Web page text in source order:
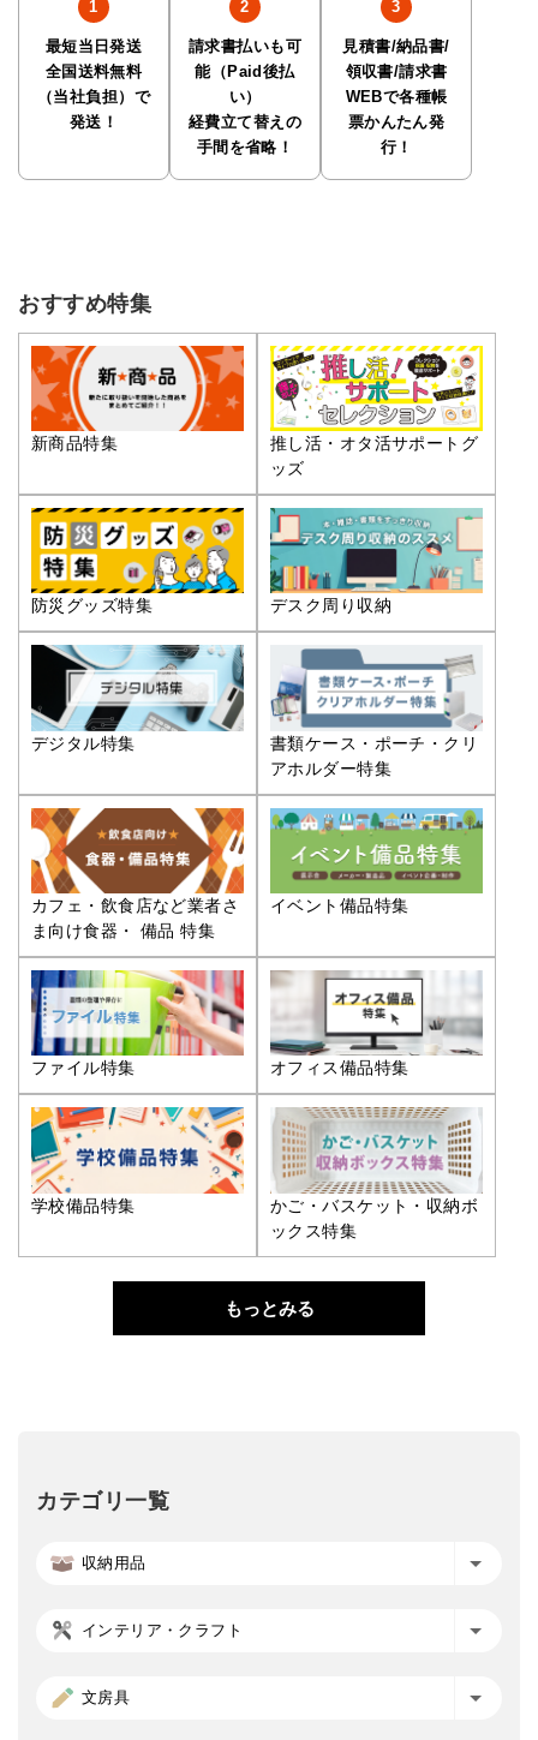
最短当日発送
全国送料無料
（当社負担）で
発送！
請求書払いも可
能（Paid後払
い）
経費立て替えの
手間を省略！
見積書/納品書/
領収書/請求書
WEBで各種帳
票かんたん発
行！
おすすめ特集
新商品特集
推し活・オタ活サポートグ
ッズ
防災グッズ特集 デスク周り収納
デジタル特集
書類ケース・ポーチ・クリ
アホルダー特集
カフェ・飲食店など業者さ
ま向け食器・ 備品 特集
イベント備品特集
ファイル特集 オフィス備品特集
学校備品特集
かご・バスケット・収納ボ
ックス特集
もっとみる
カテゴリ一覧
収納用品
インテリア・クラフト
文房具